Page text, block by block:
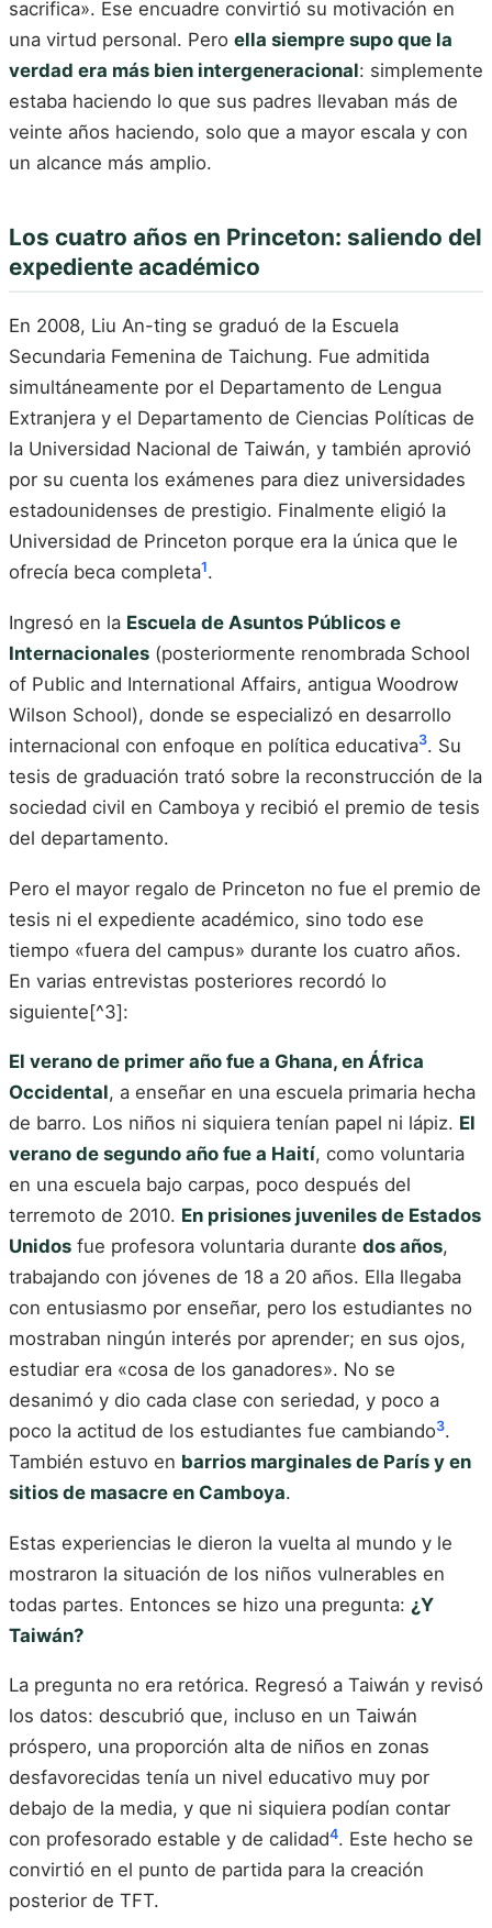
sacrifica». Ese encuadre convirtió su motivación en
una virtud personal. Pero ella siempre supo que la
verdad era más bien intergeneracional: simplemente
estaba haciendo lo que sus padres llevaban más de
veinte años haciendo, solo que a mayor escala y con
un alcance más amplio.
Los cuatro años en Princeton: saliendo del
expediente académico
En 2008, Liu An-ting se graduó de la Escuela
Secundaria Femenina de Taichung. Fue admitida
simultáneamente por el Departamento de Lengua
Extranjera y el Departamento de Ciencias Políticas de
la Universidad Nacional de Taiwán, y también aprovió
por su cuenta los exámenes para diez universidades
estadounidenses de prestigio. Finalmente eligió la
Universidad de Princeton porque era la única que le
ofrecía beca completa1.
Ingresó en la Escuela de Asuntos Públicos e
Internacionales (posteriormente renombrada School
of Public and International Affairs, antigua Woodrow
Wilson School), donde se especializó en desarrollo
internacional con enfoque en política educativa3. Su
tesis de graduación trató sobre la reconstrucción de la
sociedad civil en Camboya y recibió el premio de tesis
del departamento.
Pero el mayor regalo de Princeton no fue el premio de
tesis ni el expediente académico, sino todo ese
tiempo «fuera del campus» durante los cuatro años.
En varias entrevistas posteriores recordó lo
siguiente[^3]:
El verano de primer año fue a Ghana, en África
Occidental, a enseñar en una escuela primaria hecha
de barro. Los niños ni siquiera tenían papel ni lápiz. El
verano de segundo año fue a Haití, como voluntaria
en una escuela bajo carpas, poco después del
terremoto de 2010. En prisiones juveniles de Estados
Unidos fue profesora voluntaria durante dos años,
trabajando con jóvenes de 18 a 20 años. Ella llegaba
con entusiasmo por enseñar, pero los estudiantes no
mostraban ningún interés por aprender; en sus ojos,
estudiar era «cosa de los ganadores». No se
desanimó y dio cada clase con seriedad, y poco a
poco la actitud de los estudiantes fue cambiando3.
También estuvo en barrios marginales de París y en
sitios de masacre en Camboya.
Estas experiencias le dieron la vuelta al mundo y le
mostraron la situación de los niños vulnerables en
todas partes. Entonces se hizo una pregunta: ¿Y
Taiwán?
La pregunta no era retórica. Regresó a Taiwán y revisó
los datos: descubrió que, incluso en un Taiwán
próspero, una proporción alta de niños en zonas
desfavorecidas tenía un nivel educativo muy por
debajo de la media, y que ni siquiera podían contar
con profesorado estable y de calidad4. Este hecho se
convirtió en el punto de partida para la creación
posterior de TFT.